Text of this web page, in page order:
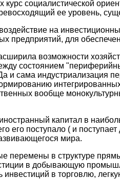
социалистической
ее уровень,
на
предприятий, для
возможности
состоянием
и сама
вообще
капитал в
его поступало ( и
мира.
перемены в структуре
в добывающую
инвестиций в торговлю,